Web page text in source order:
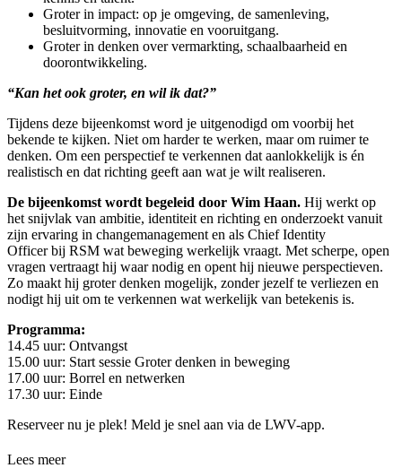
Groter in impact: op je omgeving, de samenleving,
besluitvorming, innovatie en vooruitgang.
Groter in denken over vermarkting, schaalbaarheid en
doorontwikkeling.
“Kan het ook groter, en wil ik dat?”
Tijdens deze bijeenkomst word je uitgenodigd om voorbij het
bekende te kijken. Niet om harder te werken, maar om ruimer te
denken. Om een perspectief te verkennen dat aanlokkelijk is én
realistisch en dat richting geeft aan wat je wilt realiseren.
De bijeenkomst wordt begeleid door Wim Haan. Hij werkt op
het snijvlak van ambitie, identiteit en richting en onderzoekt vanuit
zijn ervaring in changemanagement en als Chief Identity
Officer bij RSM wat beweging werkelijk vraagt. Met scherpe, open
vragen vertraagt hij waar nodig en opent hij nieuwe perspectieven.
Zo maakt hij groter denken mogelijk, zonder jezelf te verliezen en
nodigt hij uit om te verkennen wat werkelijk van betekenis is.
Programma:
14.45 uur: Ontvangst
15.00 uur: Start sessie Groter denken in beweging
17.00 uur: Borrel en netwerken
17.30 uur: Einde
Reserveer nu je plek! Meld je snel aan via de LWV-app.
Lees meer